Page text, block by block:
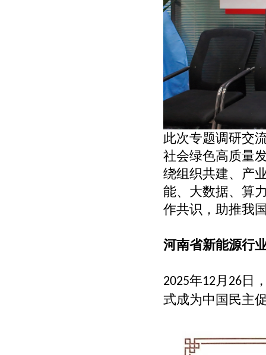
此次专题调研交
社会绿色高质量
绕组织共建、产
能、大数据、算
作共识，助推我
河南省新能源行
2025年12月 26日
式成为中国民主